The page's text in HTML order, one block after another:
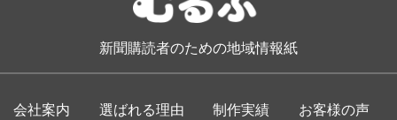
新聞購読者のための地域情報紙
会社案内 選ばれる理由 制作実績
お客様の声